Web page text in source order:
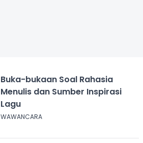
Buka-bukaan Soal Rahasia
Menulis dan Sumber Inspirasi
Lagu
WAWANCARA